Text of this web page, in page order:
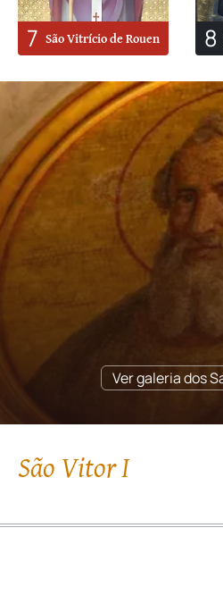
7 São Vitrício de Rouen 8
Ver galeria dos
São Vitor I